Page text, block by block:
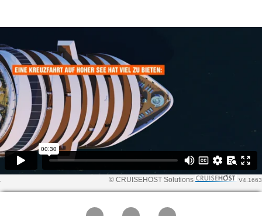
© CRUISEHOST Solutions V4.1663